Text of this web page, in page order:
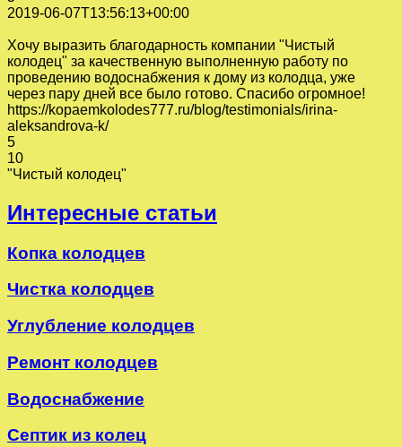
2019-06-07T13:56:13+00:00
Хочу выразить благодарность компании "Чистый
колодец" за качественную выполненную работу по
проведению водоснабжения к дому из колодца, уже
через пару дней все было готово. Спасибо огромное!
https://kopaemkolodes777.ru/blog/testimonials/irina-
aleksandrova-k/
5
10
"Чистый колодец"
Интересные статьи
Копка колодцев
Чистка колодцев
Углубление колодцев
Ремонт колодцев
Водоснабжение
Септик из колец